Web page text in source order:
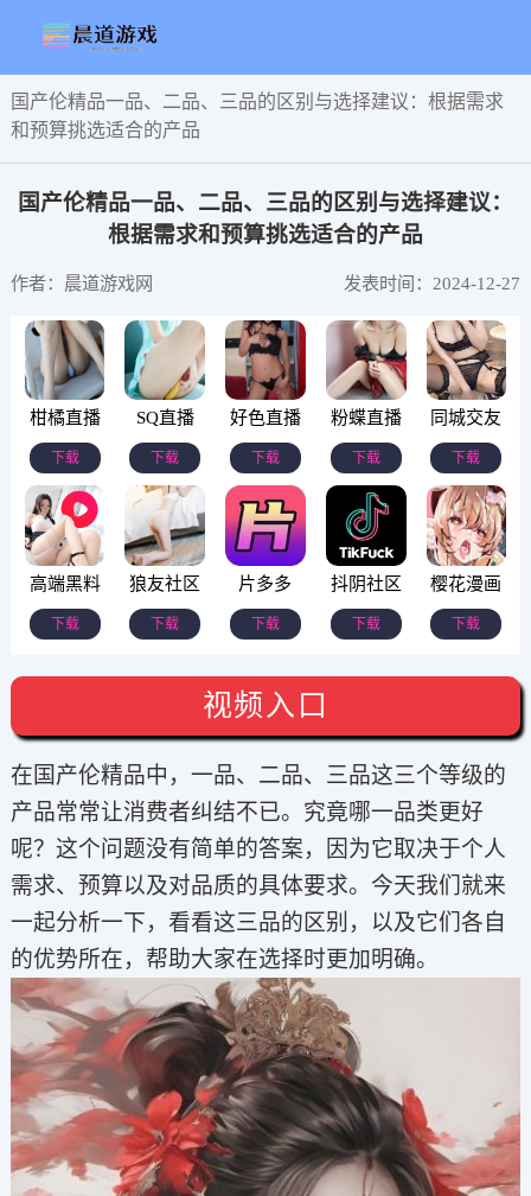
国产伦精品一品、二品、三品的区别与选择建议：根据需求
和预算挑选适合的产品
国产伦精品一品、二品、三品的区别与选择建议：
根据需求和预算挑选适合的产品
作者：晨道游戏网 发表时间：2024-12-27
柑橘直播
下载
SQ直播
下载
好色直播
下载
粉蝶直播
下载
同城交友
下载
高端黑料
下载
狼友社区
下载
片多多
下载
抖阴社区
下载
樱花漫画
下载
视频入口
在国产伦精品中，一品、二品、三品这三个等级的
产品常常让消费者纠结不已。究竟哪一品类更好
呢？这个问题没有简单的答案，因为它取决于个人
需求、预算以及对品质的具体要求。今天我们就来
一起分析一下，看看这三品的区别，以及它们各自
的优势所在，帮助大家在选择时更加明确。